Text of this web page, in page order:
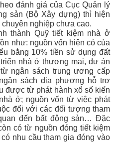
đánh giá của Cục Quản lý
sản (Bộ Xây dựng) thì hiện
nghiệp chưa cao.
thành Quỹ tiết kiệm nhà ở
như: nguồn vốn hiện có của
bằng 10% tiền sử dụng đất
nhà ở thương mại, dự án
ngân sách trung ương cấp
sách địa phương hỗ trợ
được từ phát hành xổ số kiến
ở; nguồn vốn từ việc phát
đối với các đối tượng tham
đến bất động sản… Đặc
có từ nguồn đóng tiết kiệm
nhu cầu tham gia đóng vào